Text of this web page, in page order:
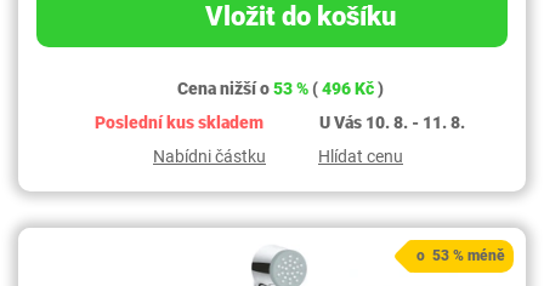
Vložit do košíku
Cena nižší o53 %(496 Kč)
Poslední kus skladem
U Vás 10. 8. - 11. 8.
Nabídni částku
Hlídat cenu
o 53 % méně